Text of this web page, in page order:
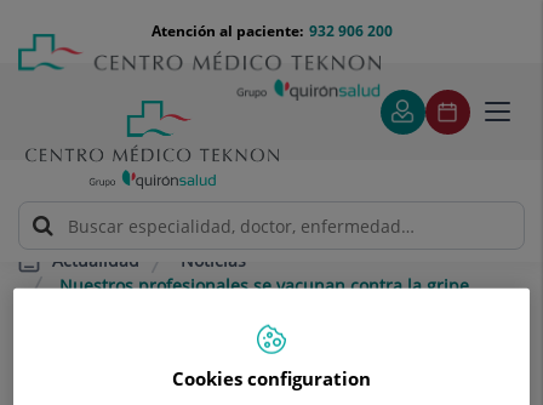
contenido
Menú
teléfono
cabecera
932 906 200
Atención al paciente:
Actualidad
Noticias
Nuestros profesionales se vacunan contra la gripe
Nuestros profesionales se vacunan
contra la gripeCookies configuration